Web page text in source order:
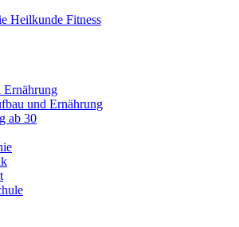
Ernährung
und Ernährung
ab 30